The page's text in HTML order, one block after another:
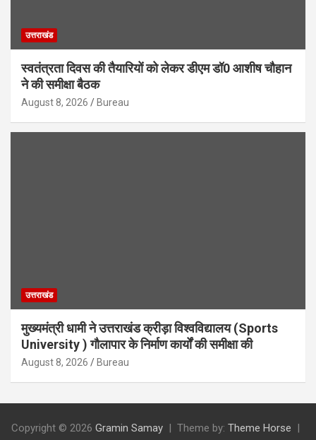
उत्तराखंड
स्वतंत्रता दिवस की तैयारियों को लेकर डीएम डॉ0 आशीष चौहान
ने की समीक्षा बैठक
August 8, 2026 Bureau
उत्तराखंड
मुख्यमंत्री धामी ने उत्तराखंड क्रीड़ा विश्वविद्यालय (Sports
University ) गौलापार के निर्माण कार्यों की समीक्षा की
August 8, 2026 Bureau
Copyright © 2026 Gramin Samay Theme by: Theme Horse